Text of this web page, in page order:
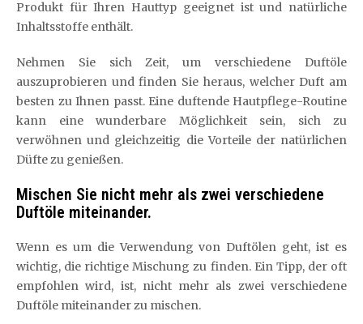
Produkt für Ihren Hauttyp geeignet ist und natürliche
Inhaltsstoffe enthält.
Nehmen Sie sich Zeit, um verschiedene Duftöle
auszuprobieren und finden Sie heraus, welcher Duft am
besten zu Ihnen passt. Eine duftende Hautpflege-Routine
kann eine wunderbare Möglichkeit sein, sich zu
verwöhnen und gleichzeitig die Vorteile der natürlichen
Düfte zu genießen.
Mischen Sie nicht mehr als zwei verschiedene
Duftöle miteinander.
Wenn es um die Verwendung von Duftölen geht, ist es
wichtig, die richtige Mischung zu finden. Ein Tipp, der oft
empfohlen wird, ist, nicht mehr als zwei verschiedene
Duftöle miteinander zu mischen.